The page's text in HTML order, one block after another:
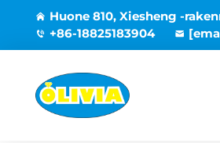
Huone 810, Xiesheng -
+86-18825183904